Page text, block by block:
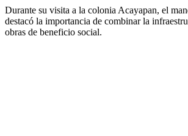
Durante su visita a la colonia Acayapan, el
destacó la importancia de combinar la
obras de beneficio social.